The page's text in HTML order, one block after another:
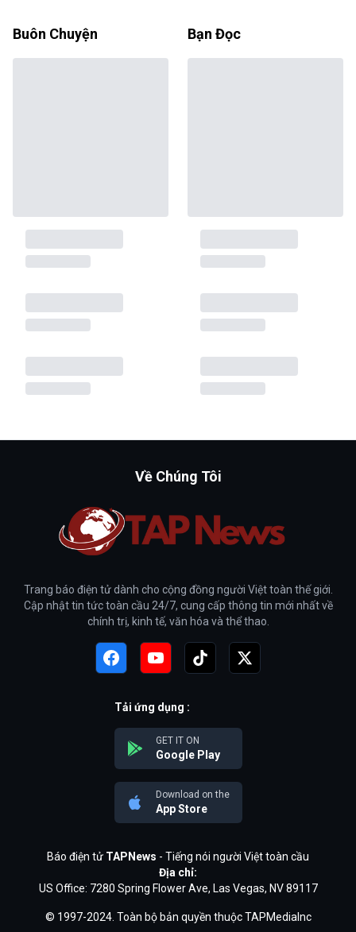
Buôn Chuyện Bạn Đọc
Về Chúng Tôi
Trang báo điện tử dành cho cộng đồng người Việt toàn thế giới.
Cập nhật tin tức toàn cầu 24/7, cung cấp thông tin mới nhất về
chính trị, kinh tế, văn hóa và thể thao.
Tải ứng dụng :
GET IT ON
Google Play
Download on the
App Store
Báo điện tử TAPNews - Tiếng nói người Việt toàn cầu
Địa chỉ:
US Office: 7280 Spring Flower Ave, Las Vegas, NV 89117
© 1997-2024. Toàn bộ bản quyền thuộc TAPMediaInc